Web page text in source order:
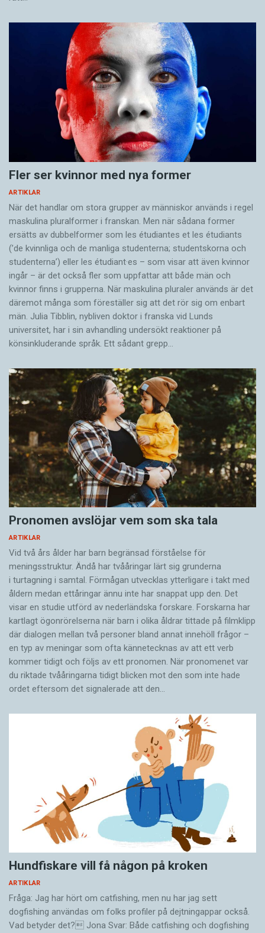
Marina Andersson är väldigt glad över denna
gåva från Gud. För henne är det en kraftkälla, en
prestationslös relation till Gud som ger henne
mycket och ofta har överraskat henne. Hon
märker att bönen handlar om olika saker. Ibland
är den en lycklig och kärleksfull lovsång till Gud,
ibland, när hon är upprörd över orättvisor och
hemskheter i världen, kan hon uppfatta att hon
skäller på Den Onde. Men exakt vad det är hon
säger vet hon alltså inte själv.
Agneta Lindén är skribent och lärare.
Fler ser kvinnor med nya former
ARTIKLAR
När det handlar om stora grupper av människor används i regel
maskulina pluralformer i franskan. Men när sådana ­former
ersätts av dubbel­former som les étudiantes et les étudiants
(’de kvinnliga och de manliga studenterna; studentskorna och
studenterna’) eller les étudiant·es – som visar att även kvinnor
ingår – är det också fler som uppfattar att både män och
kvinnor finns i grupperna. När maskulina pluraler används är det
där­emot många som föreställer sig att det rör sig om enbart
män. Julia Tibblin, nybliven doktor i franska vid Lunds
universitet, har i sin avhandling undersökt reaktioner på
könsinkluderande språk. Ett sådant grepp…
Pronomen avslöjar vem som ska tala
ARTIKLAR
Vid två års ålder har barn begränsad förståelse för
meningsstruktur. Ändå har tvååringar lärt sig grunderna
i turtagning i samtal. Förmågan utvecklas ytterligare i takt med
åldern medan ettåringar ännu inte har snappat upp den. Det
visar en studie utförd av nederländska forskare. Forskarna har
kartlagt ögonrörelserna när barn i olika åldrar tittade på filmklipp
där dialogen mellan två personer bland annat innehöll frågor –
en typ av meningar som ofta kännetecknas av att ett verb
kommer tidigt och följs av ett pronomen. När pronomenet var
du riktade tvååringarna tidigt blicken mot den som inte hade
ordet eftersom det ­signalerade att den…
Hundfiskare vill få någon på kroken
ARTIKLAR
Fråga: Jag har hört om catfishing, men nu har jag sett
dogfishing användas om folks profiler på dejtningappar också.
Vad betyder det? Jona Svar: Både catfishing och dogfishing